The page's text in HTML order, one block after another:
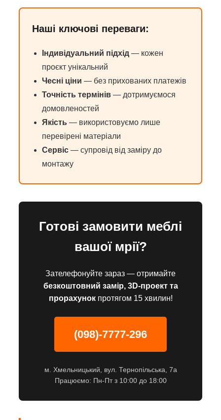
Наші ключові переваги:
Індивідуальний підхід — кожен
проєкт унікальний
Чесні ціни — без прихованих платежів
Точність термінів — дотримуємося
домовленостей
Якість — використовуємо лише
перевірені матеріали
Сервіс — супровід від заміру до
монтажу
Готові замовити меблі
вашої мрії?
Зателефонуйте зараз — отримайте
безкоштовний замір, 3D-проект та
прорахунокпротягом 15 хвилин!
(098)-7777-296
м. Хмельницький, вул. Тернопільська, 7а
Працюємо: Пн-Пт з 10:00 до 18:00